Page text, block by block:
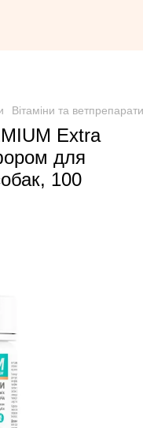
за промокодом
Вітаміни та
Extra
для
100